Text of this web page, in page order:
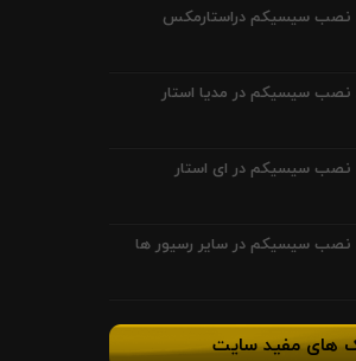
نصب سیسیکم دراستارمکس
نصب سیسیکم در مدیا استار
نصب سیسیکم در ای استار
نصب سیسیکم در سایر رسیور ها
های مفید سایت